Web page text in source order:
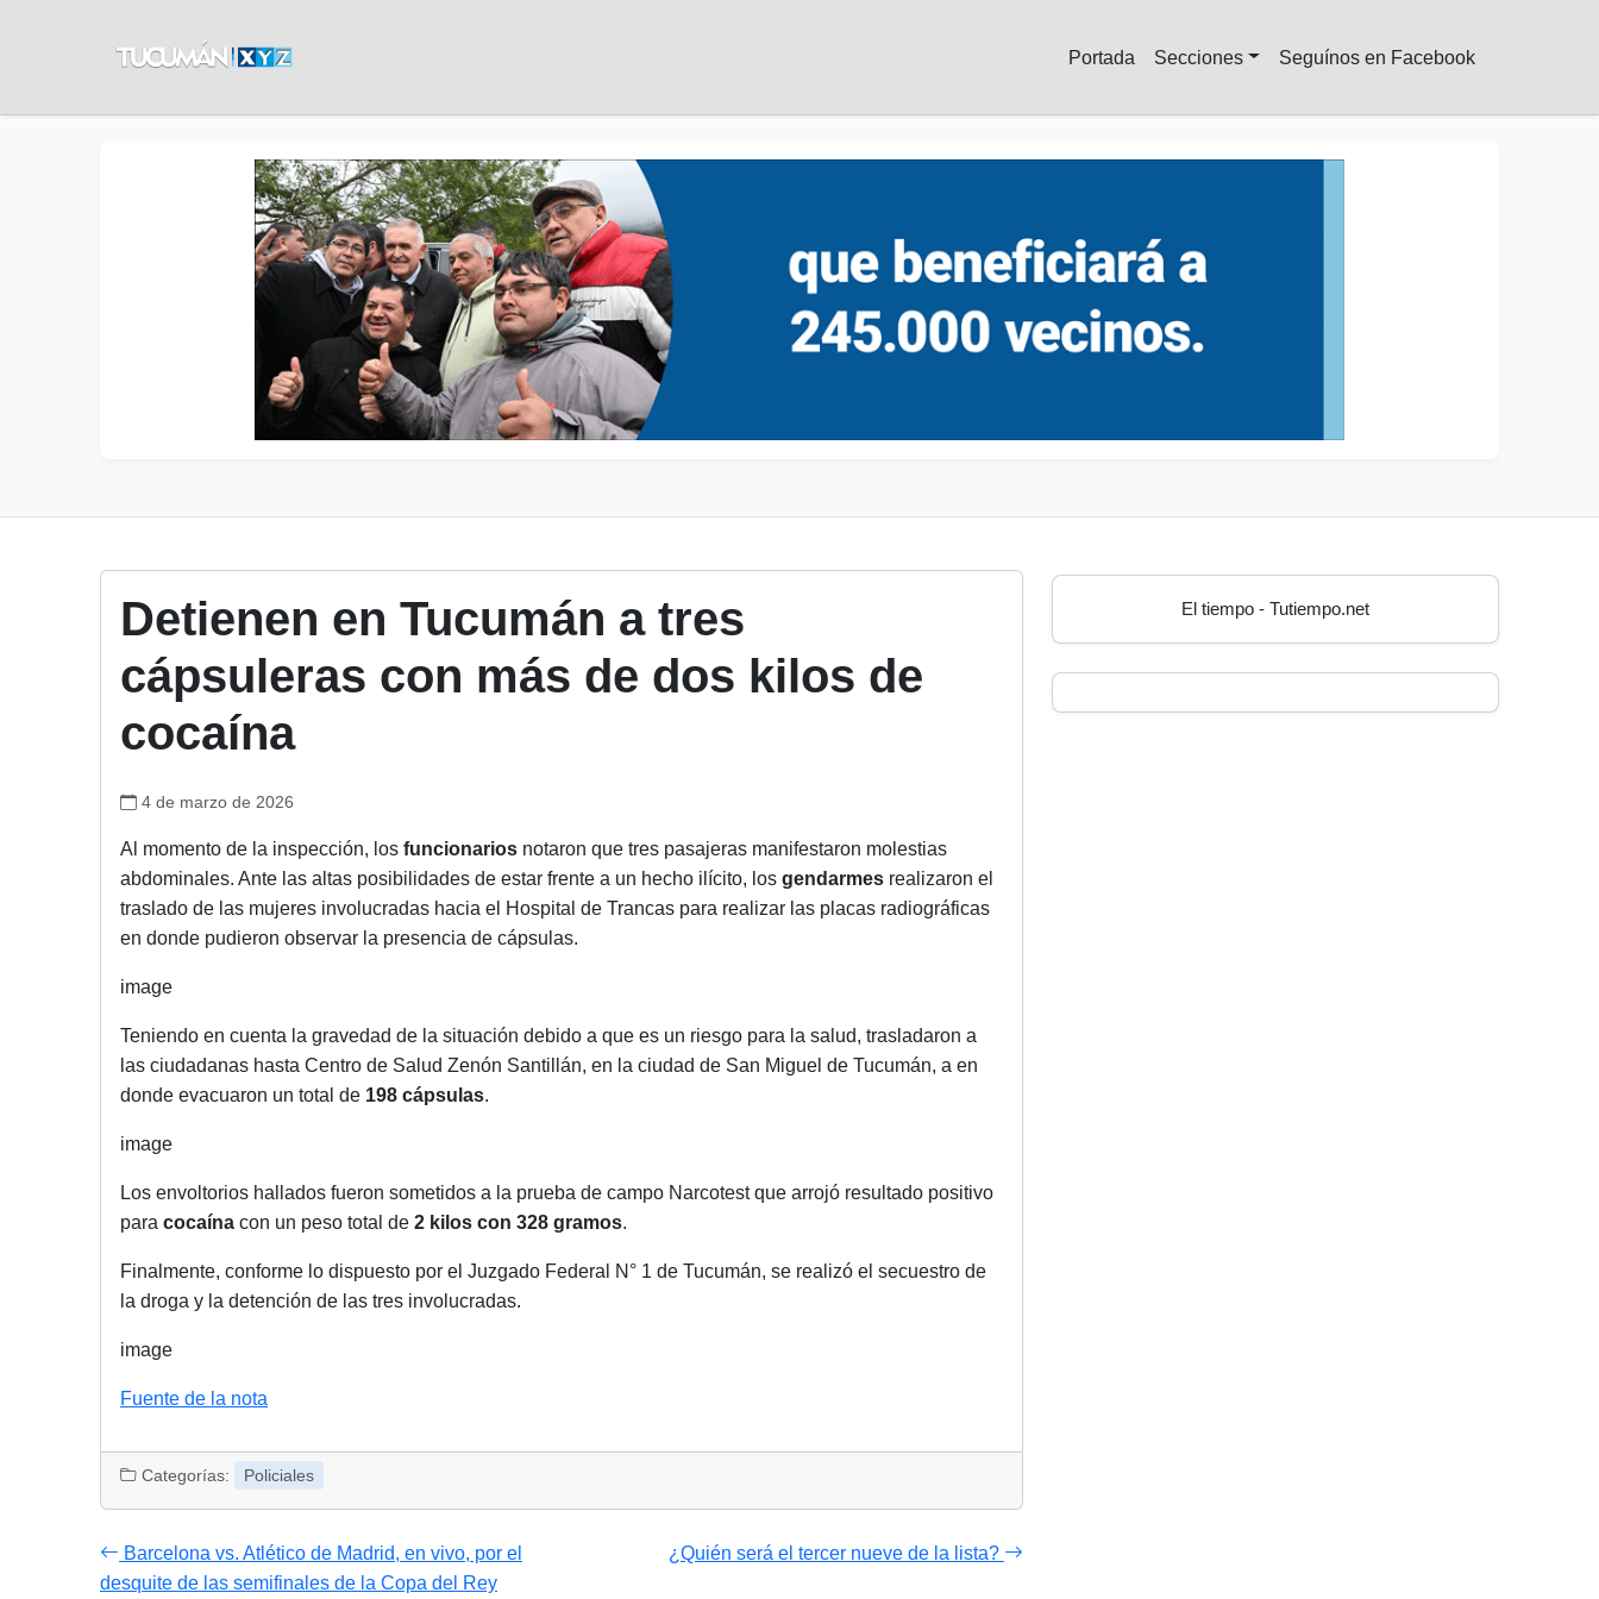
Portada Secciones Seguínos en Facebook
Detienen en Tucumán a tres
cápsuleras con más de dos kilos de
cocaína
4 de marzo de 2026
Al momento de la inspección, los funcionarios notaron que tres pasajeras manifestaron molestias
abdominales. Ante las altas posibilidades de estar frente a un hecho ilícito, los gendarmes realizaron el
traslado de las mujeres involucradas hacia el Hospital de Trancas para realizar las placas radiográficas
en donde pudieron observar la presencia de cápsulas.
image
Teniendo en cuenta la gravedad de la situación debido a que es un riesgo para la salud, trasladaron a
las ciudadanas hasta Centro de Salud Zenón Santillán, en la ciudad de San Miguel de Tucumán, a en
donde evacuaron un total de 198 cápsulas.
image
Los envoltorios hallados fueron sometidos a la prueba de campo Narcotest que arrojó resultado positivo
para cocaína con un peso total de 2 kilos con 328 gramos.
Finalmente, conforme lo dispuesto por el Juzgado Federal N° 1 de Tucumán, se realizó el secuestro de
la droga y la detención de las tres involucradas.
image
Fuente de la nota
Categorías: Policiales
Barcelona vs. Atlético de Madrid, en vivo, por el
desquite de las semifinales de la Copa del Rey
¿Quién será el tercer nueve de la lista?
El tiempo - Tutiempo.net